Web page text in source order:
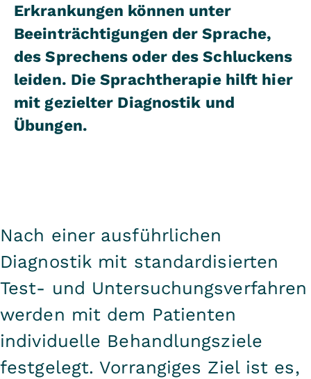
Erkrankungen können unter
Beeinträchtigungen der Sprache,
des Sprechens oder des Schluckens
leiden. Die Sprachtherapie hilft hier
mit gezielter Diagnostik und
Übungen.
Nach einer ausführlichen
Diagnostik mit standardisierten
Test- und Untersuchungsverfahren
werden mit dem Patienten
individuelle Behandlungsziele
festgelegt. Vorrangiges Ziel ist es,